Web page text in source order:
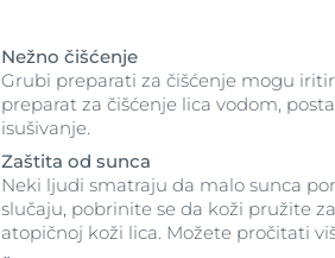
Nežno čišćenje
Grubi preparati za čišćenje mogu
preparat za čišćenje lica vodom,
isušivanje.
Zaštita od sunca
Neki ljudi smatraju da malo sunca
slučaju, pobrinite se da koži pružite
atopičnoj koži lica. Možete pročitati